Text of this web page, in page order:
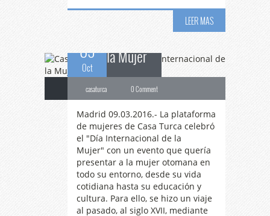
LEER MAS
09
Oct
el Día Internacional de
la Mujer
casaturca 0 Comment
Madrid 09.03.2016.- La plataforma
de mujeres de Casa Turca celebró
el "Día Internacional de la
Mujer" con un evento que quería
presentar a la mujer otomana en
todo su entorno, desde su vida
cotidiana hasta su educación y
cultura. Para ello, se hizo un viaje
al pasado, al siglo XVII, mediante